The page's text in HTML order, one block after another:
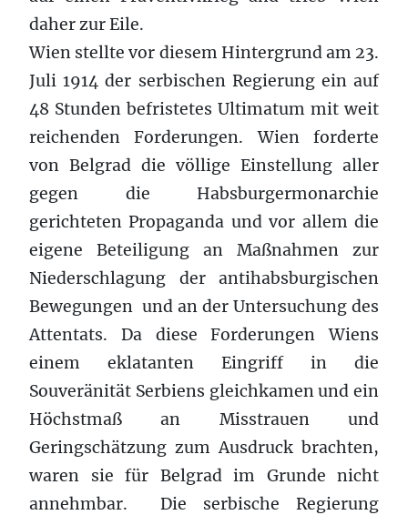
daher zur Eile.
Wien stellte vor diesem Hintergrund am 23.
Juli 1914 der serbischen Regierung ein auf
48 Stunden befristetes Ultimatum mit weit
reichenden Forderungen. Wien forderte
von Belgrad die völlige Einstellung aller
gegen die Habsburgermonarchie
gerichteten Propaganda und vor allem die
eigene Beteiligung an Maßnahmen zur
Niederschlagung der antihabsburgischen
Bewegungen und an der Untersuchung des
Attentats. Da diese Forderungen Wiens
einem eklatanten Eingriff in die
Souveränität Serbiens gleichkamen und ein
Höchstmaß an Misstrauen und
Geringschätzung zum Ausdruck brachten,
waren sie für Belgrad im Grunde nicht
annehmbar. Die serbische Regierung